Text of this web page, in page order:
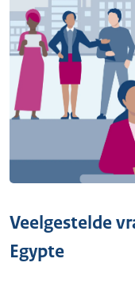
Veelgestelde
Egypte